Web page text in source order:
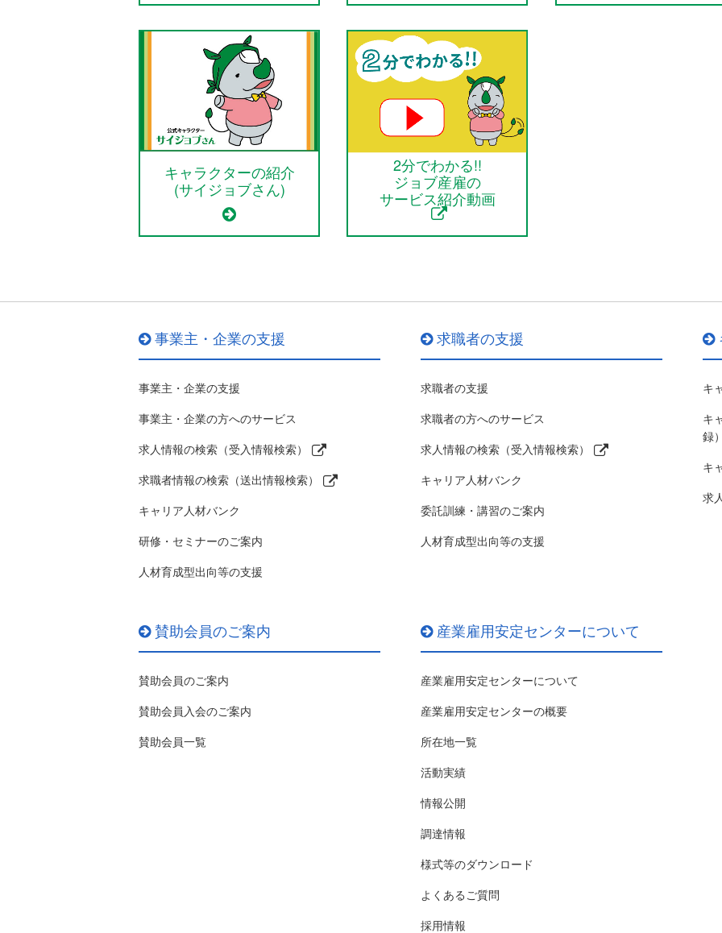
キャラクターの紹介
(サイジョブさん)
2分でわかる!!
ジョブ産雇の
サービス紹介動画
事業主・企業の支援
事業主・企業の支援
事業主・企業の方へのサービス
求人情報の検索（受入情報検索）
求職者情報の検索（送出情報検索）
キャリア人材バンク
研修・セミナーのご案内
人材育成型出向等の支援
求職者の支援
求職者の支援
求職者の方へのサービス
求人情報の検索（受入情報検索）
キャリア人材バンク
委託訓練・講習のご案内
人材育成型出向等の支援
キ
キ
録
キ
求
賛助会員のご案内
賛助会員のご案内
賛助会員入会のご案内
賛助会員一覧
産業雇用安定センターについて
産業雇用安定センターについて
産業雇用安定センターの概要
所在地一覧
活動実績
情報公開
調達情報
様式等のダウンロード
よくあるご質問
採用情報